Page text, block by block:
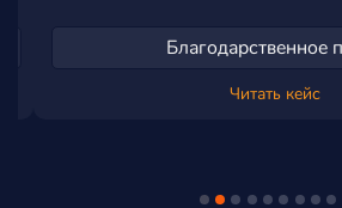
Благодарственное
Читать кейс